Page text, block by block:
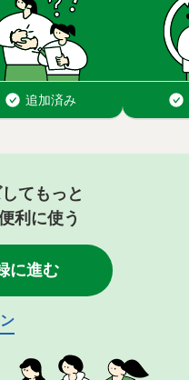
てもっと
利に使う
に進む